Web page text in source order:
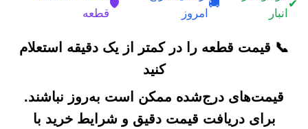
✔
انبار
🚚
امروز
🛡️
قطعه
📞 قیمت قطعه را در کمتر از یک دقیقه استعلام
کنید
قیمت‌های درج‌شده ممکن است به‌روز نباشند.
برای دریافت قیمت دقیق و شرایط خرید با